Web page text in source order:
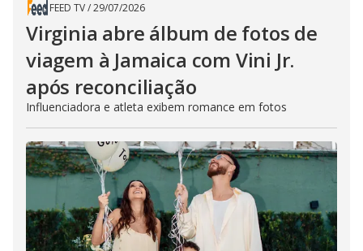
FEED TV/29/07/2026
Virginia abre álbum de fotos de
viagem à Jamaica com Vini Jr.
após reconciliação
Influenciadora e atleta exibem romance em fotos